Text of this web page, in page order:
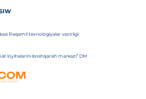
Raqamli texnologiyalar vazirligi
loyihalarini boshqarish markazi” DM